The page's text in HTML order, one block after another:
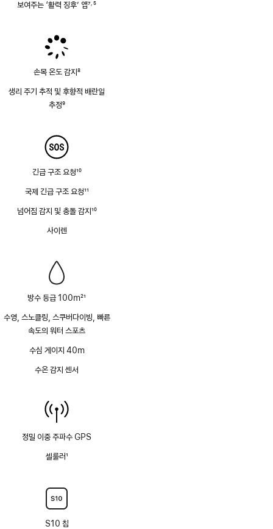
보여주는 ‘활력 징후’ 앱7, 5
손목 온도 감지8
생리 주기 추적 및 후향적 배란일
추정9
긴급 구조 요청10
국제 긴급 구조 요청11
넘어짐 감지 및 충돌 감지10
사이렌
방수 등급 100m21
수영, 스노클링, 스쿠버다이빙, 빠른
속도의 워터 스포츠
수심 게이지 40m
수온 감지 센서
정밀 이중 주파수 GPS
셀룰러1
S10 칩